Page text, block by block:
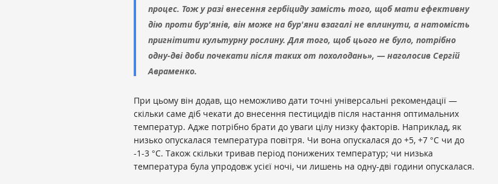
процес. Тож у разі внесення гербіциду замість того, щоб мати ефективну
дію проти бур'янів, він може на бур'яни взагалі не вплинути, а натомість
пригнітити культурну рослину. Для того, щоб цього не було, потрібно
одну-дві доби почекати після таких от похолодань», — наголосив Сергій
Авраменко.
При цьому він додав, що неможливо дати точні універсальні рекомендації —
скільки саме діб чекати до внесення пестицидів після настання оптимальних
температур. Адже потрібно брати до уваги цілу низку факторів. Наприклад, як
низько опускалася температура повітря. Чи вона опускалася до +5, +7 °С чи до
-1-3 °С. Також скільки тривав період понижених температур; чи низька
температура була упродовж усієї ночі, чи лишень на одну-дві години опускалася.